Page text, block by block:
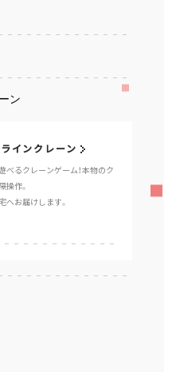
ン
インクレーン
べるクレーンゲーム！本物のク
操作。
へお届けします。